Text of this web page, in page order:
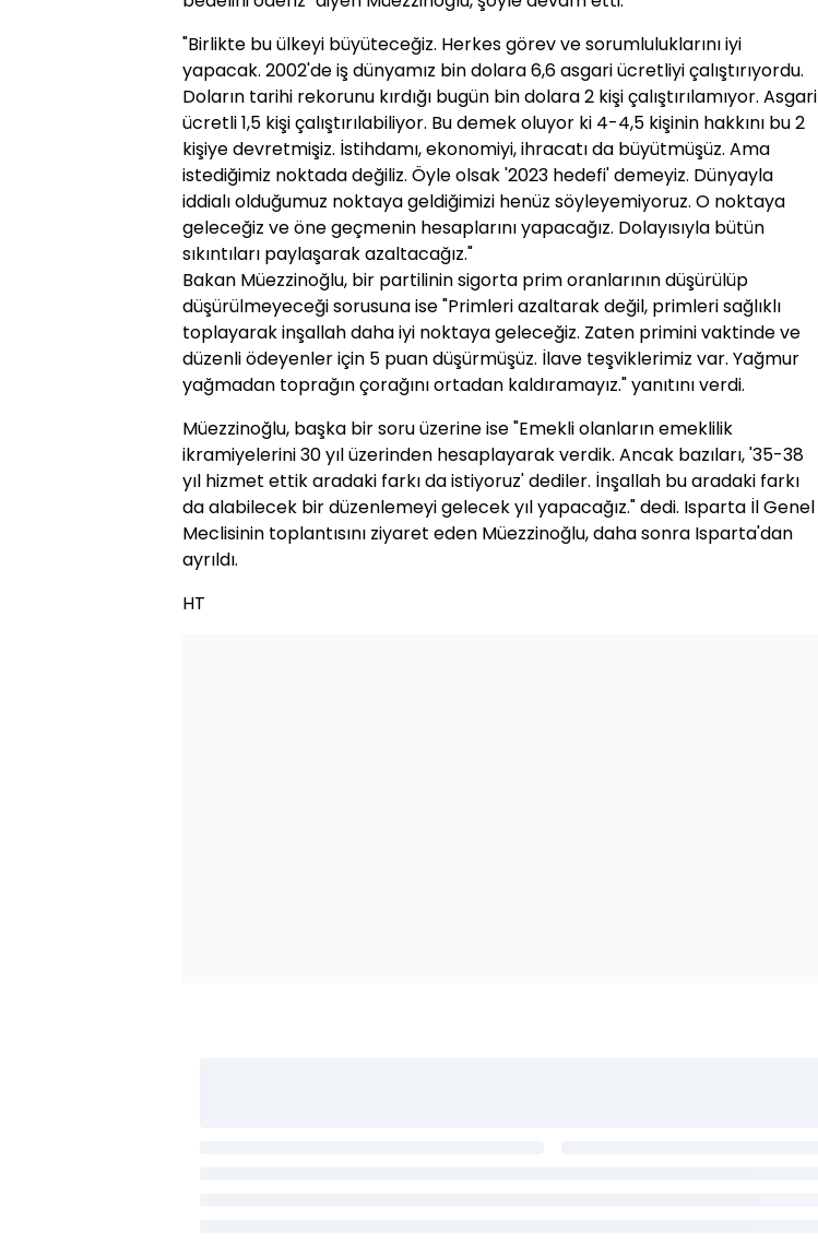
"Birlikte bu ülkeyi büyüteceğiz. Herkes görev ve sorumluluklarını iyi
yapacak. 2002'de iş dünyamız bin dolara 6,6 asgari ücretliyi çalıştırıyordu.
Doların tarihi rekorunu kırdığı bugün bin dolara 2 kişi çalıştırılamıyor. Asgari
ücretli 1,5 kişi çalıştırılabiliyor. Bu demek oluyor ki 4-4,5 kişinin hakkını bu 2
kişiye devretmişiz. İstihdamı, ekonomiyi, ihracatı da büyütmüşüz. Ama
istediğimiz noktada değiliz. Öyle olsak '2023 hedefi' demeyiz. Dünyayla
iddialı olduğumuz noktaya geldiğimizi henüz söyleyemiyoruz. O noktaya
geleceğiz ve öne geçmenin hesaplarını yapacağız. Dolayısıyla bütün
sıkıntıları paylaşarak azaltacağız."
Bakan Müezzinoğlu, bir partilinin sigorta prim oranlarının düşürülüp
düşürülmeyeceği sorusuna ise "Primleri azaltarak değil, primleri sağlıklı
toplayarak inşallah daha iyi noktaya geleceğiz. Zaten primini vaktinde ve
düzenli ödeyenler için 5 puan düşürmüşüz. İlave teşviklerimiz var. Yağmur
yağmadan toprağın çorağını ortadan kaldıramayız." yanıtını verdi.
Müezzinoğlu, başka bir soru üzerine ise "Emekli olanların emeklilik
ikramiyelerini 30 yıl üzerinden hesaplayarak verdik. Ancak bazıları, '35-38
yıl hizmet ettik aradaki farkı da istiyoruz' dediler. İnşallah bu aradaki farkı
da alabilecek bir düzenlemeyi gelecek yıl yapacağız." dedi. Isparta İl Genel
Meclisinin toplantısını ziyaret eden Müezzinoğlu, daha sonra Isparta'dan
ayrıldı.
HT